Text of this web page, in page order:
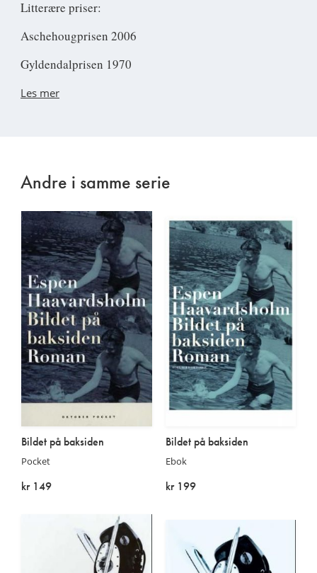
Litterære priser:
Aschehougprisen 2006
Gyldendalprisen 1970
Les mer
Andre i samme serie
Bildet på baksiden
Pocket
kr 149
Bildet på baksiden
Ebok
kr 199